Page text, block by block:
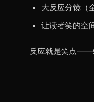
大反应分镜（
让读者笑的空
反应就是笑点——